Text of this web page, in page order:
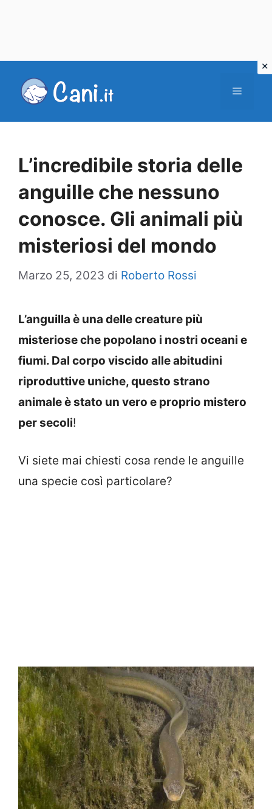
Menu
L’incredibile storia delle
anguille che nessuno
conosce. Gli animali più
misteriosi del mondo
Marzo 25, 2023 di Roberto Rossi
L’anguilla è una delle creature più
misteriose che popolano i nostri oceani e
fiumi. Dal corpo viscido alle abitudini
riproduttive uniche, questo strano
animale è stato un vero e proprio mistero
per secoli!
Vi siete mai chiesti cosa rende le anguille
una specie così particolare?